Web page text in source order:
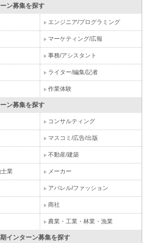
ン募集を探す
エンジニア/プログラミング
マーケティング/広報
事務/アシスタント
ライター/編集/記者
作業体験
ン募集を探す
コンサルティング
マスコミ/広告/出版
不動産/建築
業 メーカー
アパレル/ファッション
商社
農業・工業・林業・漁業
インターン募集を探す